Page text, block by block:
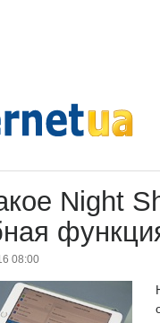
Night
08:00